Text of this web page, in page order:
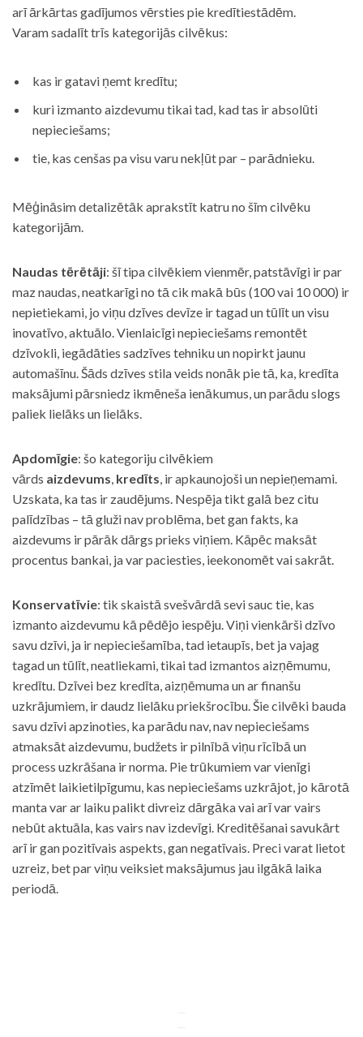
arī ārkārtas gadījumos vērsties pie kredītiestādēm.
Varam sadalīt trīs kategorijās cilvēkus:
kas ir gatavi ņemt kredītu;
kuri izmanto aizdevumu tikai tad, kad tas ir absolūti
nepieciešams;
tie, kas cenšas pa visu varu nekļūt par – parādnieku.
Mēģināsim detalizētāk aprakstīt katru no šīm cilvēku
kategorijām.
Naudas tērētāji: šī tipa cilvēkiem vienmēr, patstāvīgi ir par
maz naudas, neatkarīgi no tā cik makā būs (100 vai 10 000) ir
nepietiekami, jo viņu dzīves devīze ir tagad un tūlīt un visu
inovatīvo, aktuālo. Vienlaicīgi nepieciešams remontēt
dzīvokli, iegādāties sadzīves tehniku un nopirkt jaunu
automašīnu. Šāds dzīves stila veids nonāk pie tā, ka, kredīta
maksājumi pārsniedz ikmēneša ienākumus, un parādu slogs
paliek lielāks un lielāks.
Apdomīgie: šo kategoriju cilvēkiem
vārds aizdevums, kredīts, ir apkaunojoši un nepieņemami.
Uzskata, ka tas ir zaudējums. Nespēja tikt galā bez citu
palīdzības – tā gluži nav problēma, bet gan fakts, ka
aizdevums ir pārāk dārgs prieks viņiem. Kāpēc maksāt
procentus bankai, ja var paciesties, ieekonomēt vai sakrāt.
Konservatīvie: tik skaistā svešvārdā sevi sauc tie, kas
izmanto aizdevumu kā pēdējo iespēju. Viņi vienkārši dzīvo
savu dzīvi, ja ir nepieciešamība, tad ietaupīs, bet ja vajag
tagad un tūlīt, neatliekami, tikai tad izmantos aizņēmumu,
kredītu. Dzīvei bez kredīta, aizņēmuma un ar finanšu
uzkrājumiem, ir daudz lielāku priekšrocību. Šie cilvēki bauda
savu dzīvi apzinoties, ka parādu nav, nav nepieciešams
atmaksāt aizdevumu, budžets ir pilnībā viņu rīcībā un
process uzkrāšana ir norma. Pie trūkumiem var vienīgi
atzīmēt laikietilpīgumu, kas nepieciešams uzkrājot, jo kārotā
manta var ar laiku palikt divreiz dārgāka vai arī var vairs
nebūt aktuāla, kas vairs nav izdevīgi. Kreditēšanai savukārt
arī ir gan pozitīvais aspekts, gan negatīvais. Preci varat lietot
uzreiz, bet par viņu veiksiet maksājumus jau ilgākā laika
periodā.